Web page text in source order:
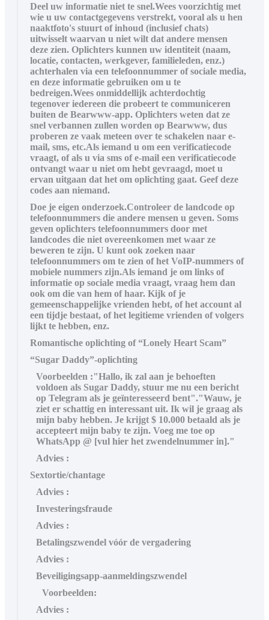
Deel uw informatie niet te snel.Wees voorzichtig met
wie u uw contactgegevens verstrekt, vooral als u hen
naaktfoto's stuurt of inhoud (inclusief chats)
uitwisselt waarvan u niet wilt dat andere mensen
deze zien. Oplichters kunnen uw identiteit (naam,
locatie, contacten, werkgever, familieleden, enz.)
achterhalen via een telefoonnummer of sociale media,
en deze informatie gebruiken om u te
bedreigen.Wees onmiddellijk achterdochtig
tegenover iedereen die probeert te communiceren
buiten de Bearwww-app. Oplichters weten dat ze
snel verbannen zullen worden op Bearwww, dus
proberen ze vaak meteen over te schakelen naar e-
mail, sms, etc.Als iemand u om een verificatiecode
vraagt, of als u via sms of e-mail een verificatiecode
ontvangt waar u niet om hebt gevraagd, moet u
ervan uitgaan dat het om oplichting gaat. Geef deze
codes aan niemand.
Doe je eigen onderzoek.Controleer de landcode op
telefoonnummers die andere mensen u geven. Soms
geven oplichters telefoonnummers door met
landcodes die niet overeenkomen met waar ze
beweren te zijn. U kunt ook zoeken naar
telefoonnummers om te zien of het VoIP-nummers of
mobiele nummers zijn.Als iemand je om links of
informatie op sociale media vraagt, vraag hem dan
ook om die van hem of haar. Kijk of je
gemeenschappelijke vrienden hebt, of het account al
een tijdje bestaat, of het legitieme vrienden of volgers
lijkt te hebben, enz.
Romantische oplichting of “Lonely Heart Scam”
“Sugar Daddy”-oplichting
Voorbeelden :"Hallo, ik zal aan je behoeften
voldoen als Sugar Daddy, stuur me nu een bericht
op Telegram als je geïnteresseerd bent"."Wauw, je
ziet er schattig en interessant uit. Ik wil je graag als
mijn baby hebben. Je krijgt $ 10.000 betaald als je
accepteert mijn baby te zijn. Voeg me toe op
WhatsApp @ [vul hier het zwendelnummer in]."
Advies :
Sextortie/chantage
Advies :
Investeringsfraude
Advies :
Betalingszwendel vóór de vergadering
Advies :
Beveiligingsapp-aanmeldingszwendel
Voorbeelden:
Advies :